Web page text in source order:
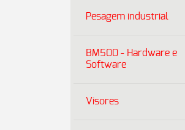
Pesagem industrial
BM500 - Hardware e
Software
Visores